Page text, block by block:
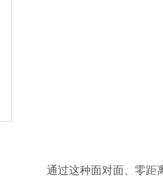
通过这种面对面、零距